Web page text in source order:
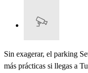
Sin exagerar, el parking
más prácticas si llegas a